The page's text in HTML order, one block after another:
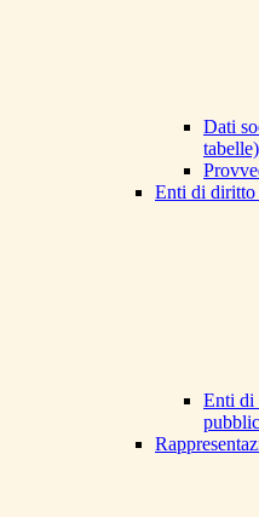
Dati
tabelle)
Enti di diritto
Enti di